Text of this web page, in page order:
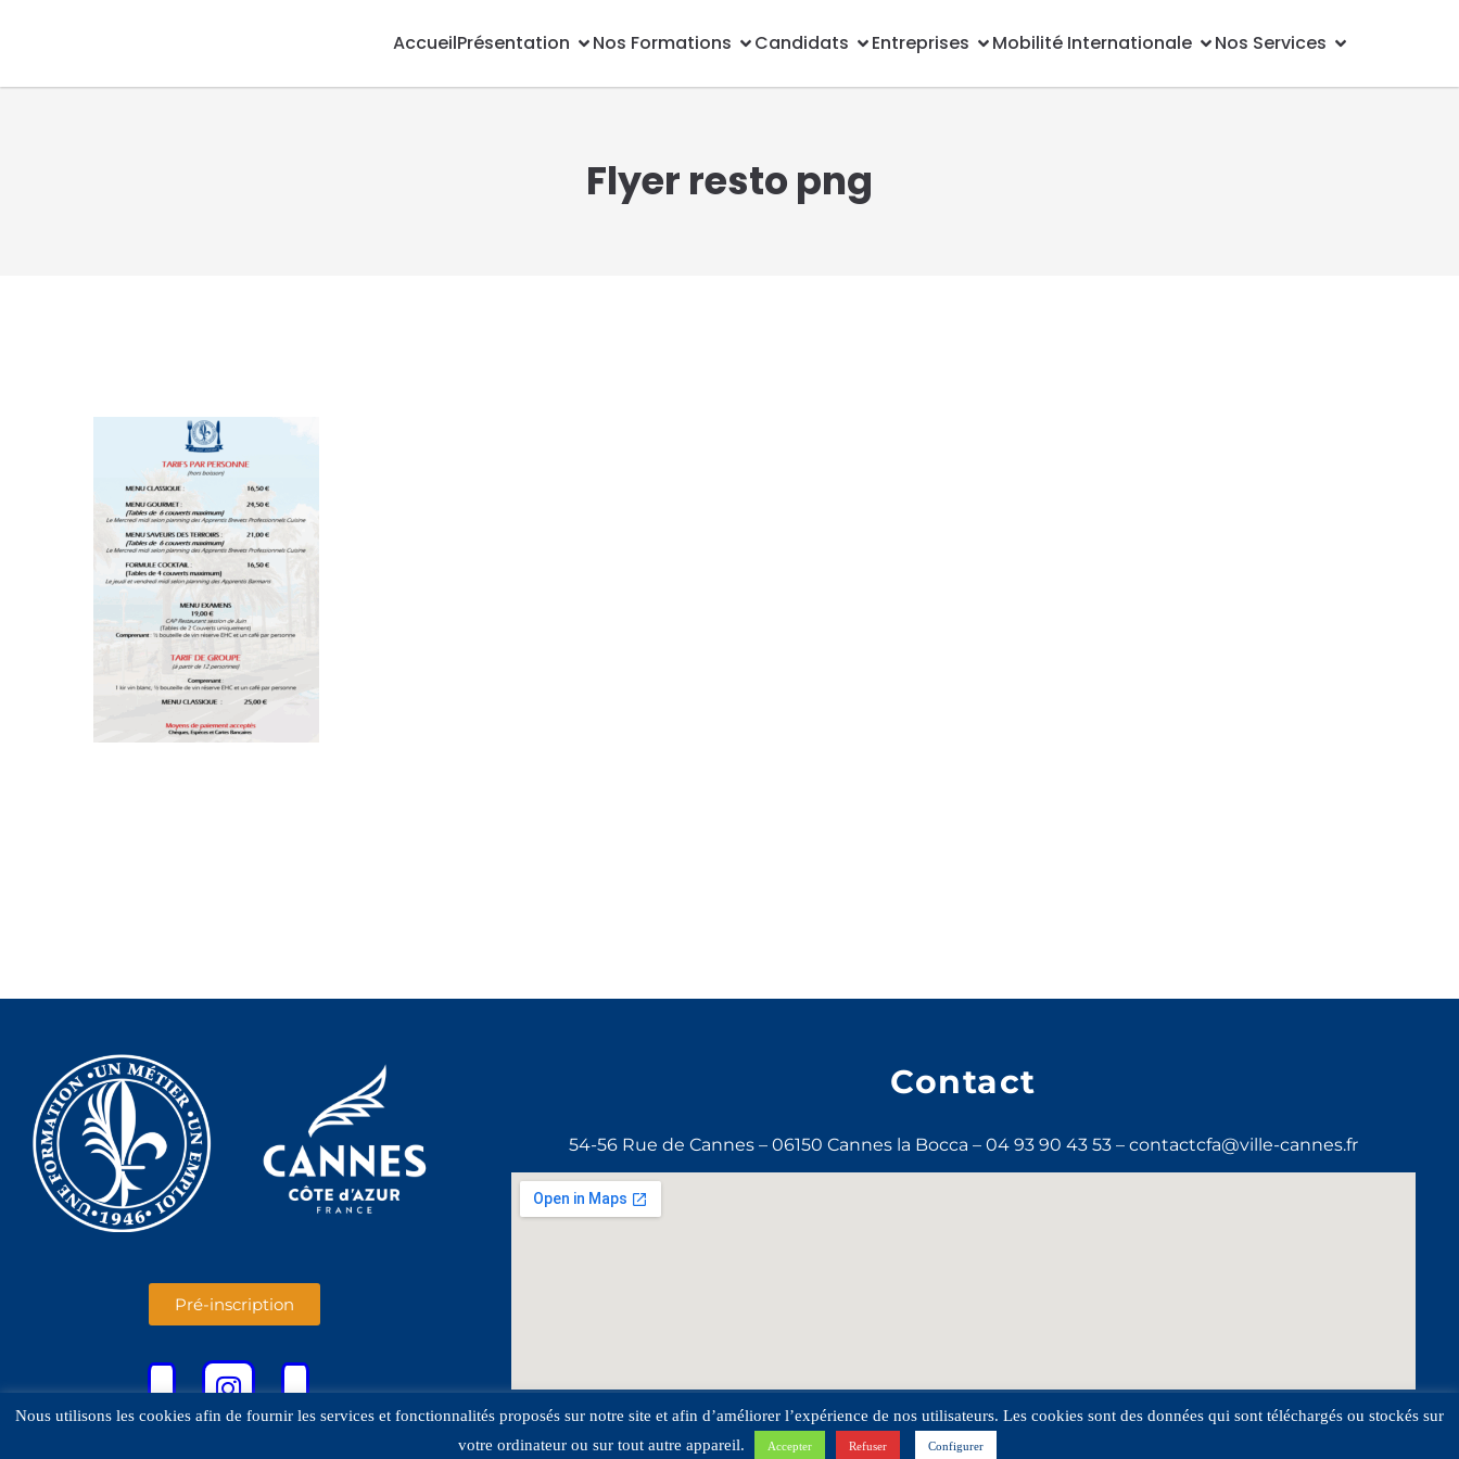
AccueilPrésentation Nos Formations Candidats Entreprises Mobilité Internationale Nos Services
Flyer resto png
Pré-inscription
Contact
54-56 Rue de Cannes – 06150 Cannes la Bocca – 04 93 90 43 53 – contactcfa@ville-cannes.fr
Nous utilisons les cookies afin de fournir les services et fonctionnalités proposés sur notre site et afin d’améliorer l’expérience de nos utilisateurs. Les cookies sont des données qui sont téléchargés ou stockés sur
votre ordinateur ou sur tout autre appareil.
Accepter Refuser Configurer